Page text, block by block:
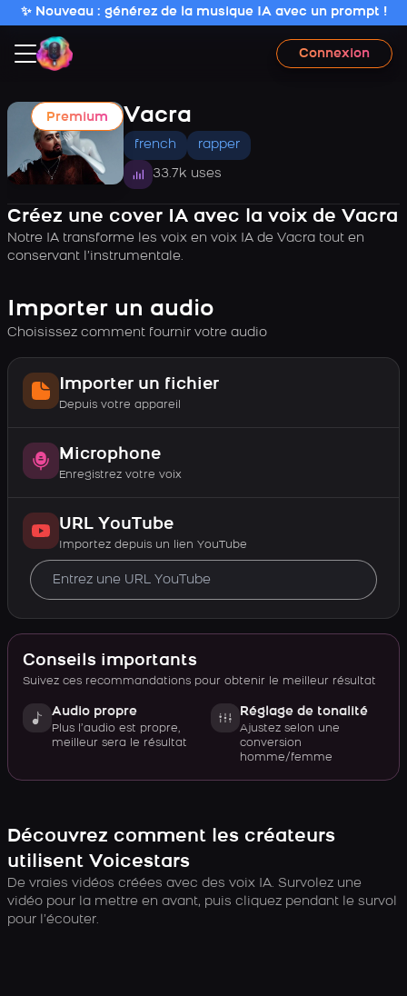
✨ Nouveau : générez de la musique IA avec un prompt !
Connexion
Premium Vacra
french rapper
33.7k uses
Créez une cover IA avec la voix de Vacra
Notre IA transforme les voix en voix IA de Vacra tout en
conservant l’instrumentale.
Importer un audio
Choisissez comment fournir votre audio
Importer un fichier
Depuis votre appareil
Microphone
Enregistrez votre voix
URL YouTube
Importez depuis un lien YouTube
Conseils importants
Suivez ces recommandations pour obtenir le meilleur résultat
Audio propre
Plus l’audio est propre,
meilleur sera le résultat
Réglage de tonalité
Ajustez selon une
conversion
homme/femme
Découvrez comment les créateurs
utilisent Voicestars
De vraies vidéos créées avec des voix IA. Survolez une
vidéo pour la mettre en avant, puis cliquez pendant le survol
pour l’écouter.